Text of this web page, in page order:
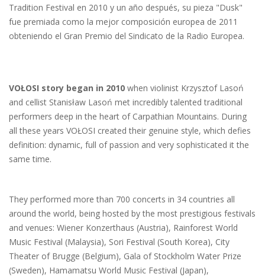
Tradition Festival en 2010 y un año después, su pieza "Dusk"
fue premiada como la mejor composición europea de 2011
obteniendo el Gran Premio del Sindicato de la Radio Europea.
VOŁOSI story began in 2010 when violinist Krzysztof Lasoń
and cellist Stanisław Lasoń met incredibly talented traditional
performers deep in the heart of Carpathian Mountains. During
all these years VOŁOSI created their genuine style, which defies
definition: dynamic, full of passion and very sophisticated it the
same time.
They performed more than 700 concerts in 34 countries all
around the world, being hosted by the most prestigious festivals
and venues: Wiener Konzerthaus (Austria), Rainforest World
Music Festival (Malaysia), Sori Festival (South Korea), City
Theater of Brugge (Belgium), Gala of Stockholm Water Prize
(Sweden), Hamamatsu World Music Festival (Japan),